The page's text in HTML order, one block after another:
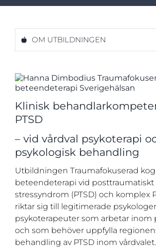
OM UTBILDNINGEN
Klinisk
PTSD
– vid vårdval psykoterapi
psykologisk behandling
Utbildningen Traumafokuserad
beteendeterapi vid posttraumatiskt
stressyndrom (PTSD) och komplex
riktar sig till legitimerade
psykoterapeuter som arbetar inom
och som behöver uppfylla
behandling av PTSD inom vårdvalet.